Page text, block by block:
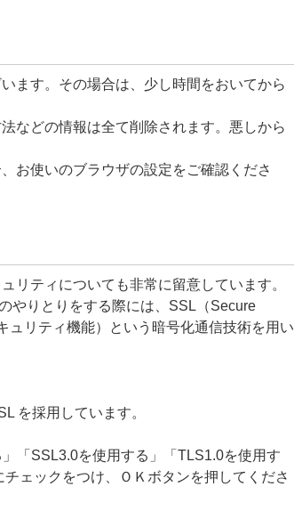
ます。その場合は、少し時間をおいてから
などの情報は全て削除されます。悪しから
お使いのブラウザの設定をご確認くださ
リティについても非常に留意しています。
やりとりをする際には、SSL（Secure
ュリティ機能）という暗号化通信技術を用い
を採用しています。
「SSL3.0を使用する」「TLS1.0を使用す
ェックをつけ、ＯＫボタンを押してくださ